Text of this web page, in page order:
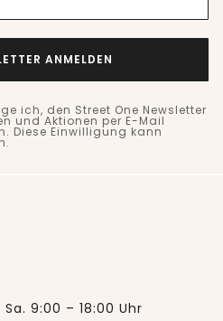
ANMELDEN
ich, den Street One Newsletter
und Aktionen per E-Mail
Diese Einwilligung kann
9:00 – 18:00 Uhr